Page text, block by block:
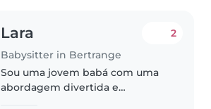
Lara
Babysitter in Bertrange
2
Sou uma jovem babá com uma
abordagem divertida e